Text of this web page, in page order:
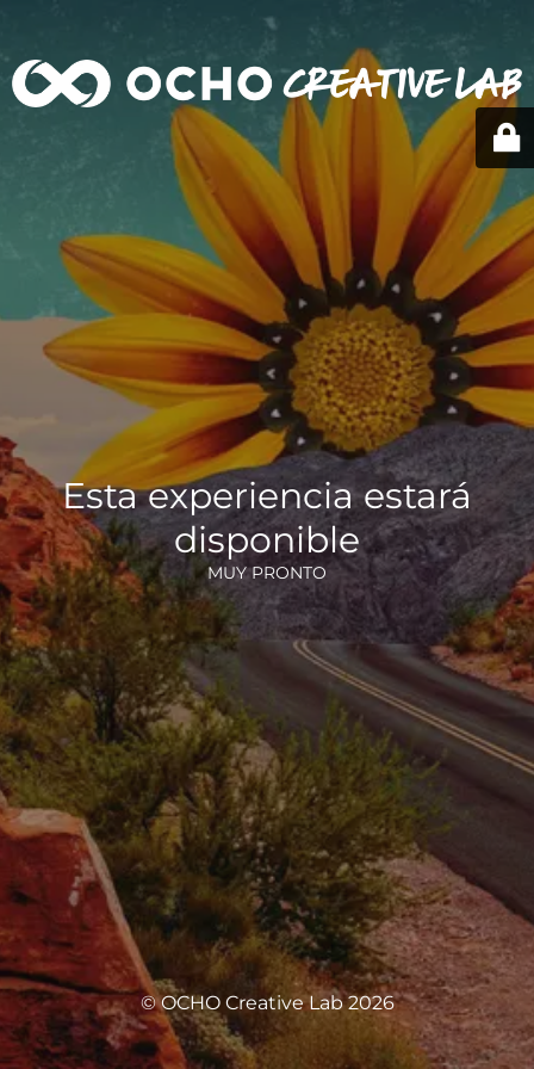
Esta experiencia estará
disponible
MUY PRONTO
© OCHO Creative Lab 2026